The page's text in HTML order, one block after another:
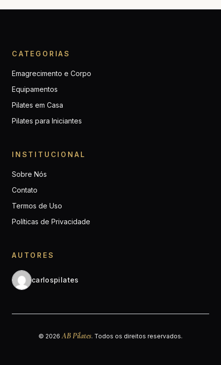
CATEGORIAS
Emagrecimento e Corpo
Equipamentos
Pilates em Casa
Pilates para Iniciantes
INSTITUCIONAL
Sobre Nós
Contato
Termos de Uso
Políticas de Privacidade
AUTORES
carlospilates
© 2026AB Pilates. Todos os direitos reservados.